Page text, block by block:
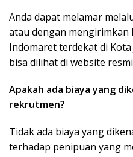
Anda dapat melamar
atau dengan
Indomaret terdekat di
bisa dilihat di website
Apakah ada biaya yang
rekrutmen?
Tidak ada biaya yang
terhadap penipuan yang